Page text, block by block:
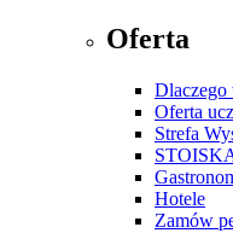
Oferta
Dlaczego
Oferta
Strefa
Hotele
Zamów